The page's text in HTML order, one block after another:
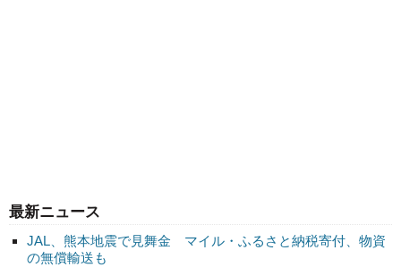
最新ニュース
JAL、熊本地震で見舞金 マイル・ふるさと納税寄付、物資
の無償輸送も